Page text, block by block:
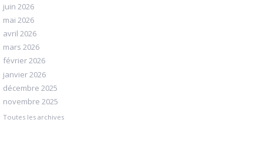
juin 2026
mai 2026
avril 2026
mars 2026
février 2026
janvier 2026
décembre 2025
novembre 2025
Toutes les archives